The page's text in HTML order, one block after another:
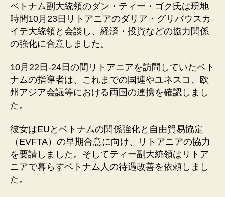
ベトナム副大統領のダン・ティー・ゴク氏は現地
時間10月23日リトアニアのダリア・グリバウスカ
イテ大統領と会談し、経済・投資などの協力関係
の強化に合意しました。
10月22日-24日の間リトアニアを訪問していたベト
ナムの指導者は、これまでの国連やユネスコ、欧
州アジア会議等における両国の連携を確認しまし
た。
彼女はEUとベトナムの関係強化と自由貿易協定
（EVFTA）の早期合意に向け、リトアニアの協力
を要請しました。そしてティー副大統領はリトア
ニアで暮らすベトナム人の待遇改善を依頼しまし
た。